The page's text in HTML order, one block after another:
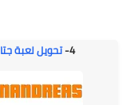
4- تحويل لعبة